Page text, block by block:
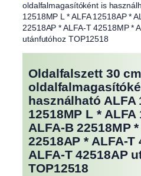
oldalfalmagasítóként is
12518MP L * ALFA 12518AP *
22518AP * ALFA-T 42518MP *
utánfutóhoz TOP12518
Oldalfalszett 30
használható ALFA
12518MP L * ALFA
ALFA-B 22518MP
22518AP * ALFA-T
ALFA-T 42518AP
TOP12518